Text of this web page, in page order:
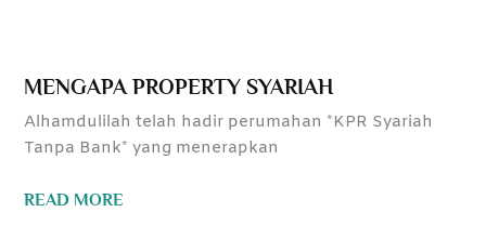
MENGAPA PROPERTY SYARIAH
Alhamdulilah telah hadir perumahan *KPR Syariah
Tanpa Bank* yang menerapkan
READ MORE